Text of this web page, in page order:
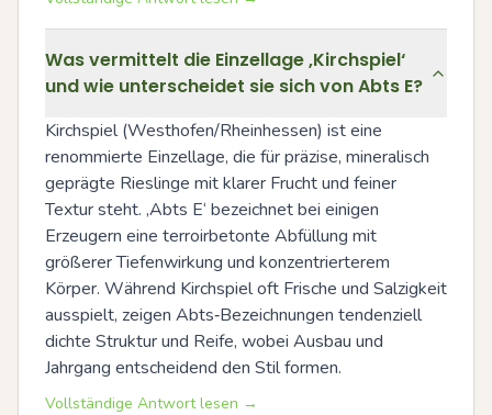
Was vermittelt die Einzellage ‚Kirchspiel‘
und wie unterscheidet sie sich von Abts E?
Kirchspiel (Westhofen/Rheinhessen) ist eine
renommierte Einzellage, die für präzise, mineralisch
geprägte Rieslinge mit klarer Frucht und feiner
Textur steht. ‚Abts E‘ bezeichnet bei einigen
Erzeugern eine terroirbetonte Abfüllung mit
größerer Tiefenwirkung und konzentrierterem
Körper. Während Kirchspiel oft Frische und Salzigkeit
ausspielt, zeigen Abts‑Bezeichnungen tendenziell
dichte Struktur und Reife, wobei Ausbau und
Jahrgang entscheidend den Stil formen.
Vollständige Antwort lesen →